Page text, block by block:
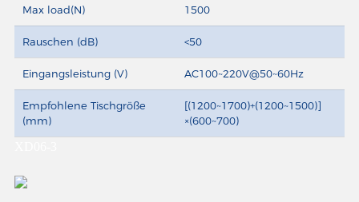
Max load(N) 1500
Rauschen (dB) <50
Eingangsleistung (V) AC100~220V@50~60Hz
Empfohlene Tischgröße
(mm)
[(1200~1700)+(1200~1500)]
×(600~700)